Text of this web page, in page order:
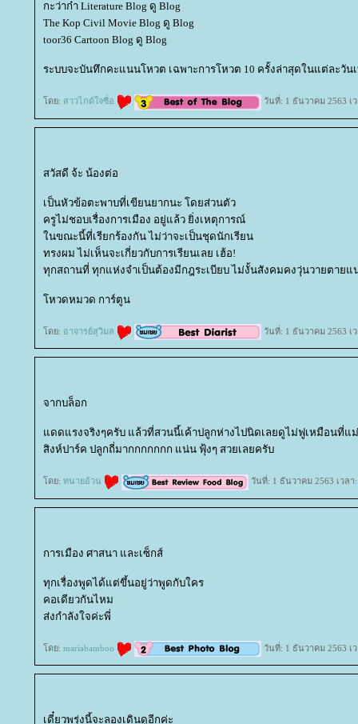
กะว่าก๋า Literature Blog ดู Blog
The Kop Civil Movie Blog ดู Blog
toor36 Cartoon Blog ดู Blog
ระบบจะบันทึกคะแนนโหวต เฉพาะการโหวต 10 ครั้งล่าสุดในแต่ละวัน
ดย: สาวไกด์ใจซื่อ วันที่: 1 ธันวาคม 2563 เ
สวัสดี จ้ะ น้องต่อ
เป็นหัวข้อตะพาบที่เขียนยากนะ โดยส่วนตัว
ครูไม่ชอบเรื่องการเมือง อยู่แล้ว ยิ่งเหตุการณ์
นขณะนี้ที่เรียกร้องกัน ไม่ว่าจะเป็นชุดนักเรียน
ทรงผม ไม่เห็นจะเกี่ยวกับการเรียนเลย เฮ้อ!
ทุกสถานที่ ทุกแห่งจำเป็นต้องมีกฎระเบียบ ไม่งั้นสังคมคงวุ่นวายตายแ
หวดหมวด การ์ตูน
ดย: อาจารย์สุวิมล วันที่: 1 ธันวาคม 2563 เ
จากบล็อก
ดดแรงจริงๆครับ แล้วที่สวนนี้เค้าปลูกห่างไปนิดเลยดูไม่ฟูเหมือนที่แ
สิงห์ปาร์ค ปลูกถี่มากกกกกกก แน่น ฟุ้งๆ สวยเลยครับ
ดย: ทนายอ้วน วันที่: 1 ธันวาคม 2563 เวลา
การเมือง ศาสนา และเซ็กส์
ทุกเรื่องพูดได้แต่ขึ้นอยู่ว่าพูดกับใคร
คอเดียวกันไหม
ส่งกำลังใจค่ะพี่
ดย: mariabamboo วันที่: 1 ธันวาคม 2563 เ
เดี๋ยวพรุ่งนี้จะลองเดินดูอีกค่ะ